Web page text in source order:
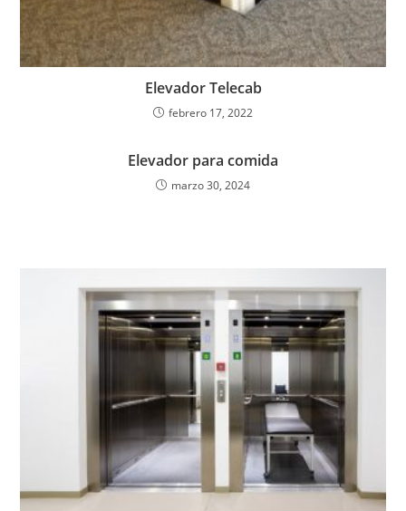
Elevador Telecab
febrero 17, 2022
Elevador para comida
marzo 30, 2024